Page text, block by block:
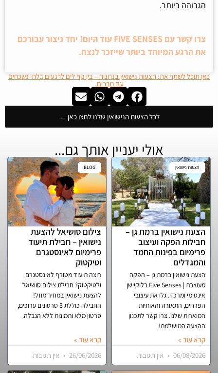
הגבוהה ביותר.
צרו קשר עם FIVE SENSES עוד היום! יחד ניצור עבורכם
את הרגע המיוחד ביותר שייזכר לנצח.
כאן תוכל לשתף את: הצעות נישואין בנתניה – בין נוף לים לרגעים בלתי נשכחים
עם חברים.
לכל הצעות הנישואין שלנו לחצו כאן ←
אולי יעניין אותך גם...
הצעות נישואין
הצעת נישואין ברמת גן –
חבילות הפקה ועיצוב
פרימיום בפינות החמד
והמגדלים
הצעת נישואין ברמת גן – הפקה
מעוצבת | Five Senses בלוקיישן
אינטימי ומרכזי. גלו את עיצובי
הפרחים, התאורה והאותיות
המוארות שלנו. צרו קשר לתכנון
ההצעה המושלמת!
קרא עוד »
06/08/2026
אין תגובות
BLOG
צילום סושיאל להצעת
נישואין – חבילת תיעוד
פרימיום לאינסטגרם
וטיקטוק
רוצה תיעוד מטורף לאינסטגרם
ולטיקטוק? חבילת צילום סושיאל
להצעת נישואין במחיר מוזל!
החבילה כוללת 3 סרטונים ערוכים,
סרטון מלא ותמונות ללא הגבלה.
קרא עוד »
26/06/2026
אין תגובות